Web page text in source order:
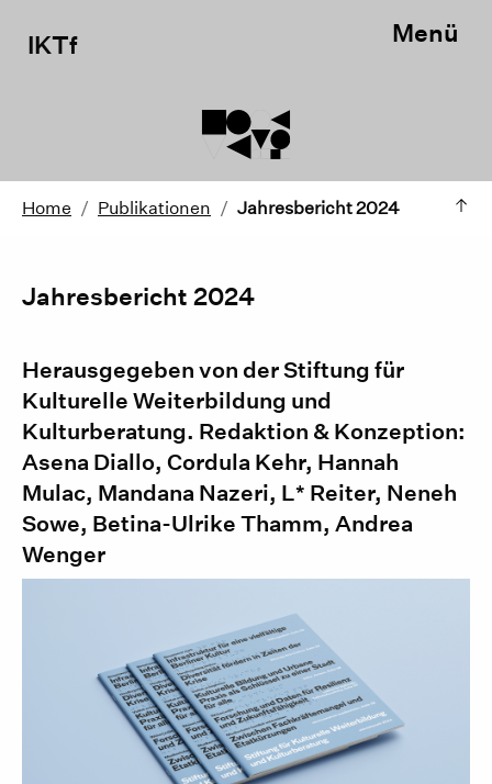
IKTf Menü
Home / Publikationen / Jahresbericht 2024
Jahresbericht 2024
Herausgegeben von der Stiftung für
Kulturelle Weiterbildung und
Kulturberatung. Redaktion & Konzeption:
Asena Diallo, Cordula Kehr, Hannah
Mulac, Mandana Nazeri, L* Reiter, Neneh
Sowe, Betina-Ulrike Thamm, Andrea
Wenger